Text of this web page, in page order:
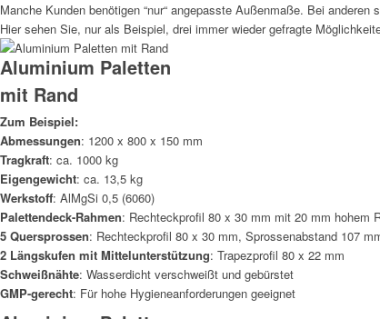
Manche Kunden benötigen “nur“ angepasste Außenmaße. Bei
Hier sehen Sie, nur als Beispiel, drei immer wieder gefragte
Aluminium Paletten
mit Rand
Zum Beispiel:
Abmessungen: 1200 x 800 x 150 mm
Tragkraft: ca. 1000 kg
Eigengewicht: ca. 13,5 kg
Werkstoff: AlMgSi 0,5 (6060)
Palettendeck-Rahmen: Rechteckprofil 80 x 30 mm mit 20 mm hohem
5 Quersprossen: Rechteckprofil 80 x 30 mm, Sprossenabstand 107
2 Längskufen mit Mittelunterstützung: Trapezprofil 80 x 22 mm
Schweißnähte: Wasserdicht verschweißt und gebürstet
GMP-gerecht: Für hohe Hygieneanforderungen geeignet